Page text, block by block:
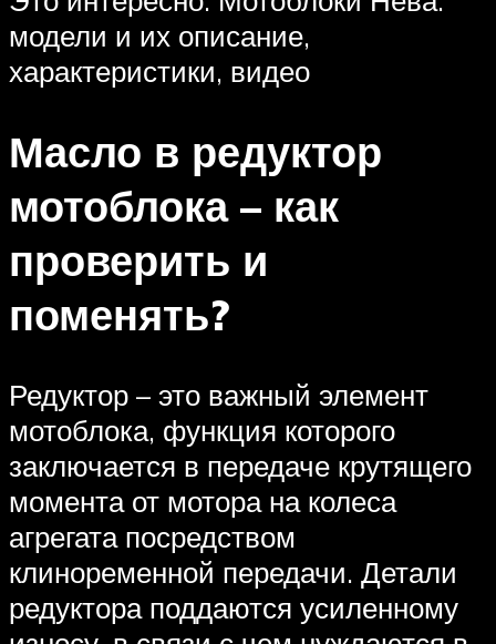
модели и их описание,
характеристики, видео
Масло в редуктор
мотоблока – как
проверить и
поменять?
Редуктор – это важный элемент
мотоблока, функция которого
заключается в передаче крутящего
момента от мотора на колеса
агрегата посредством
клиноременной передачи. Детали
редуктора поддаются усиленному